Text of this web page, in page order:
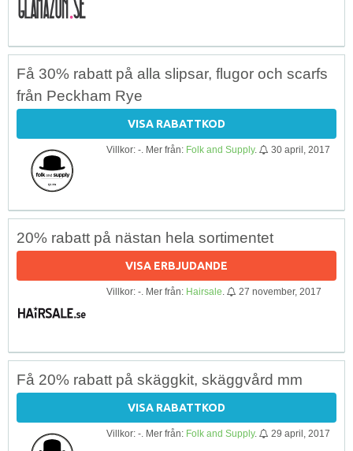
Få 30% rabatt på alla slipsar, flugor och scarfs
från Peckham Rye
VISA RABATTKOD
Villkor: -. Mer från: Folk and Supply. 30 april, 2017
20% rabatt på nästan hela sortimentet
VISA ERBJUDANDE
Villkor: -. Mer från: Hairsale 27 november, 2017
Få 20% rabatt på skäggkit, skäggvård mm
VISA RABATTKOD
Villkor: -. Mer från: Folk and Supply. 29 april, 2017